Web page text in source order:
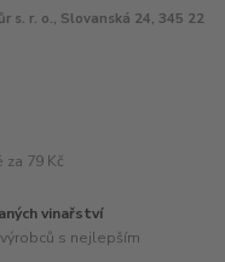
s. r. o., Slovanská 24, 345 22
79 Kč
vinařství
s nejlepším